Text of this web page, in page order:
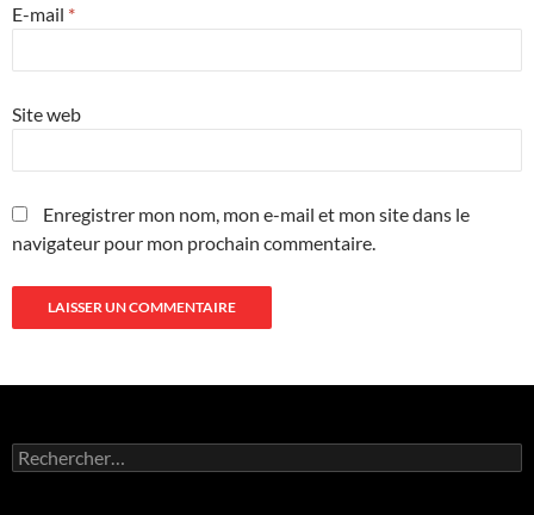
E-mail *
Site web
Enregistrer mon nom, mon e-mail et mon site dans le
navigateur pour mon prochain commentaire.
Rechercher :